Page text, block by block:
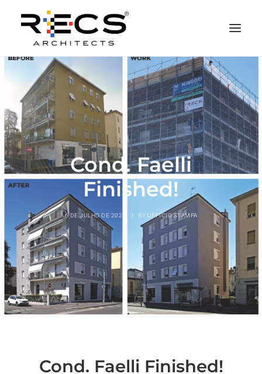
QUEM SOMOS
PORTFOLIO
NEWS
FUNDAÇÃO
CONTATOS
MERCHANDISING
Cond. Faelli
Finished!
6 DE JULHO DE 2022 | BY UFFICIO STAMPA
Cond. Faelli Finished!